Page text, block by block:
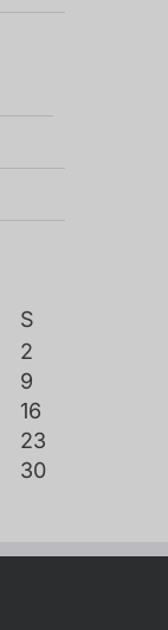
S
2
9
16
23
30